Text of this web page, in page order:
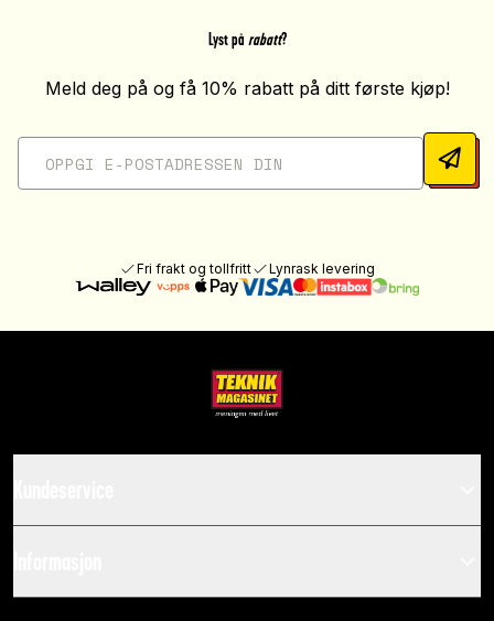
Lyst på rabatt?
Meld deg på og få 10% rabatt på ditt første kjøp!
Fri frakt og tollfritt Lynrask levering